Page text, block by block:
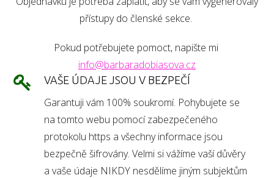
přístupy do členské sekce.
Pokud potřebujete pomoct, napište mi
info@barbaradobiasova.cz
VAŠE ÚDAJE JSOU V BEZPEČÍ
Garantuji vám 100% soukromí. Pohybujete se
na tomto webu pomocí zabezpečeného
protokolu https a všechny informace jsou
bezpečně šifrovány. Velmi si vážíme vaší důvěry
a vaše údaje NIKDY nesdělíme jiným subjektům